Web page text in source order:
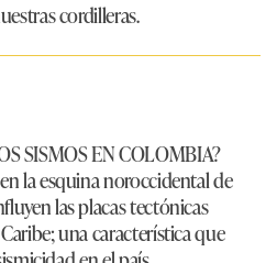
cordilleras.
SISMOS EN COLOMBIA?
la esquina noroccidental de
las placas tectónicas
una característica que